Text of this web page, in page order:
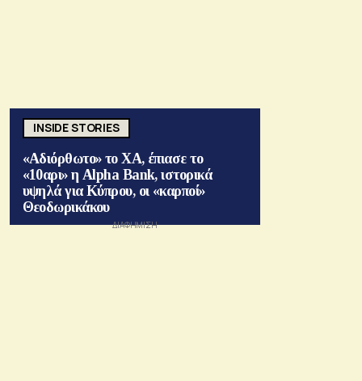
INSIDE STORIES
«Αδιόρθωτο» το ΧΑ, έπιασε το
«10αρι» η Alpha Bank, ιστορικά
υψηλά για Κύπρου, οι «καρποί»
Θεοδωρικάκου